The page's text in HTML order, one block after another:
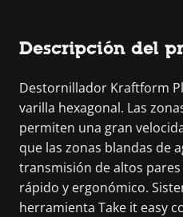
Descripción del
Destornillador Kraftform
varilla hexagonal. Las
permiten una gran
que las zonas blandas de
transmisión de altos
rápido y ergonómico.
herramienta Take it easy